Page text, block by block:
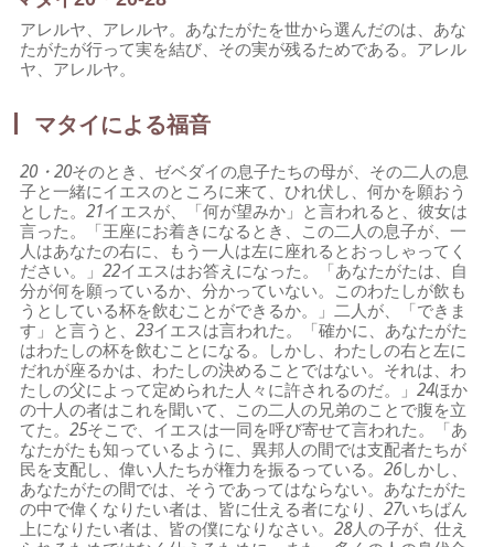
アレルヤ、アレルヤ。あなたがたを世から選んだのは、あな
たがたが行って実を結び、その実が残るためである。アレル
ヤ、アレルヤ。
マタイによる福音
20・20そのとき、ゼベダイの息子たちの母が、その二人の息
子と一緒にイエスのところに来て、ひれ伏し、何かを願おう
とした。21イエスが、「何が望みか」と言われると、彼女は
言った。「王座にお着きになるとき、この二人の息子が、一
人はあなたの右に、もう一人は左に座れるとおっしゃってく
ださい。」22イエスはお答えになった。「あなたがたは、自
分が何を願っているか、分かっていない。このわたしが飲も
うとしている杯を飲むことができるか。」二人が、「できま
す」と言うと、23イエスは言われた。「確かに、あなたがた
はわたしの杯を飲むことになる。しかし、わたしの右と左に
だれが座るかは、わたしの決めることではない。それは、わ
たしの父によって定められた人々に許されるのだ。」24ほか
の十人の者はこれを聞いて、この二人の兄弟のことで腹を立
てた。25そこで、イエスは一同を呼び寄せて言われた。「あ
なたがたも知っているように、異邦人の間では支配者たちが
民を支配し、偉い人たちが権力を振るっている。26しかし、
あなたがたの間では、そうであってはならない。あなたがた
の中で偉くなりたい者は、皆に仕える者になり、27いちばん
上になりたい者は、皆の僕になりなさい。28人の子が、仕え